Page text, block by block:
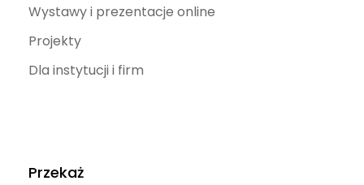
Wystawy i prezentacje online
Projekty
Dla instytucji i firm
Przekaż